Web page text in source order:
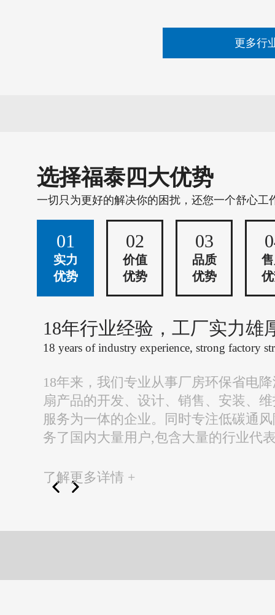
更多行
选择福泰四大优势
一切只为更好的解决你的困扰，还您一个舒心工
01
实力
优势
02
价值
优势
03
品质
优势
18年行业经验，工厂实力雄
18 years of industry experience, strong factory
18年来，我们专业从事厂房环保省电
扇产品的开发、设计、销售、安装、
服务为一体的企业。同时专注低碳通
务了国内大量用户,包含大量的行业代
了解更多详情 +